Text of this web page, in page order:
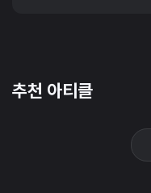
추천 아티클